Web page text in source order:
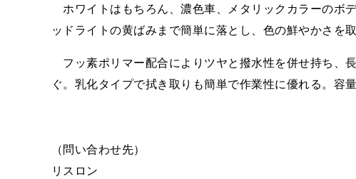
ホワイトはもちろん、濃色車、メタリックカラーのボ
ッドライトの黄ばみまで簡単に落とし、色の鮮やかさを
フッ素ポリマー配合によりツヤと撥水性を併せ持ち、
ぐ。乳化タイプで拭き取りも簡単で作業性に優れる。容
（問い合わせ先）
リスロン